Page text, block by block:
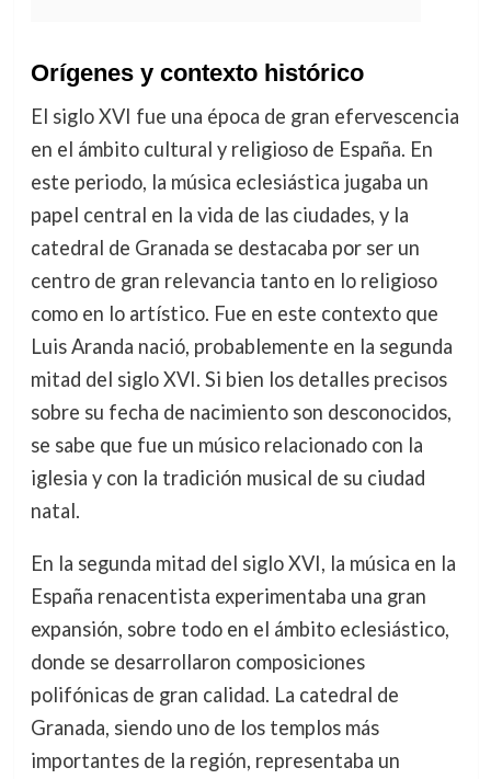
Orígenes y contexto histórico
El siglo XVI fue una época de gran efervescencia
en el ámbito cultural y religioso de España. En
este periodo, la música eclesiástica jugaba un
papel central en la vida de las ciudades, y la
catedral de Granada se destacaba por ser un
centro de gran relevancia tanto en lo religioso
como en lo artístico. Fue en este contexto que
Luis Aranda nació, probablemente en la segunda
mitad del siglo XVI. Si bien los detalles precisos
sobre su fecha de nacimiento son desconocidos,
se sabe que fue un músico relacionado con la
iglesia y con la tradición musical de su ciudad
natal.
En la segunda mitad del siglo XVI, la música en la
España renacentista experimentaba una gran
expansión, sobre todo en el ámbito eclesiástico,
donde se desarrollaron composiciones
polifónicas de gran calidad. La catedral de
Granada, siendo uno de los templos más
importantes de la región, representaba un